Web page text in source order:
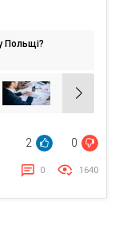
Польщі?
2 0
0 1640